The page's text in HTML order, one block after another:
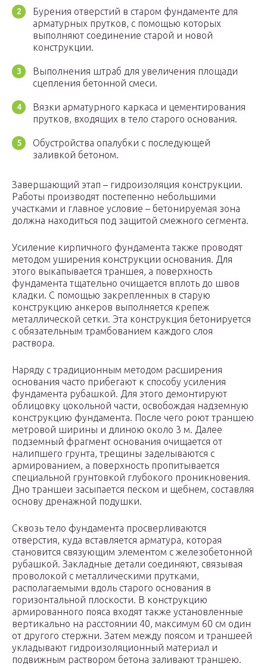
Бурения отверстий в старом фундаменте для
арматурных прутков, с помощью которых
выполняют соединение старой и новой
конструкции.
Выполнения штраб для увеличения площади
сцепления бетонной смеси.
Вязки арматурного каркаса и цементирования
прутков, входящих в тело старого основания.
Обустройства опалубки с последующей
заливкой бетоном.
Завершающий этап – гидроизоляция конструкции.
Работы производят постепенно небольшими
участками и главное условие – бетонируемая зона
должна находиться под защитой смежного сегмента.
Усиление кирпичного фундамента также проводят
методом уширения конструкции основания. Для
этого выкапывается траншея, а поверхность
фундамента тщательно очищается вплоть до швов
кладки. С помощью закрепленных в старую
конструкцию анкеров выполняется крепеж
металлической сетки. Эта конструкция бетонируется
с обязательным трамбованием каждого слоя
раствора.
Наряду с традиционным методом расширения
основания часто прибегают к способу усиления
фундамента рубашкой. Для этого демонтируют
облицовку цокольной части, освобождая надземную
конструкцию фундамента. После чего роют траншею
метровой ширины и длиною около 3 м. Далее
подземный фрагмент основания очищается от
налипшего грунта, трещины заделываются с
армированием, а поверхность пропитывается
специальной грунтовкой глубокого проникновения.
Дно траншеи засыпается песком и щебнем, составляя
основу дренажной подушки.
Сквозь тело фундамента просверливаются
отверстия, куда вставляется арматура, которая
становится связующим элементом с железобетонной
рубашкой. Закладные детали соединяют, связывая
проволокой с металлическими прутками,
располагаемыми вдоль старого основания в
горизонтальной плоскости. В конструкцию
армированного пояса входят также установленные
вертикально на расстоянии 40, максимум 60 см один
от другого стержни. Затем между поясом и траншеей
укладывают гидроизоляционный материал и
подвижным раствором бетона заливают траншею.